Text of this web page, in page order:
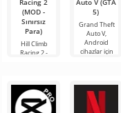
Racing 2
(MOD -
Sınırsız
Para)
Hill Climb
Racing 2 -
olarak
hikayenin
devamıdır. İki
Auto V (GTA
5)
Grand Theft
Auto V,
Android
cihazlar için
Bu geliştiricinin